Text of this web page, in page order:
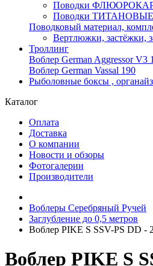
Поводки
Поводки ТИТАНОВЫЕ
Поводковый материал,
Вертлюжки, застёжки,
Троллинг
Воблер German Aggressor V3
Воблер German Vassal 190
Рыболовные боксы ,
Каталог
Оплата
Доставка
О компании
Новости и обзоры
Фотогалерии
Производители
Воблеры Серебряный Ручей
Заглубление до 0,5 метров
Воблер PIKE S SSV-PS DD -
Воблер PIKE S